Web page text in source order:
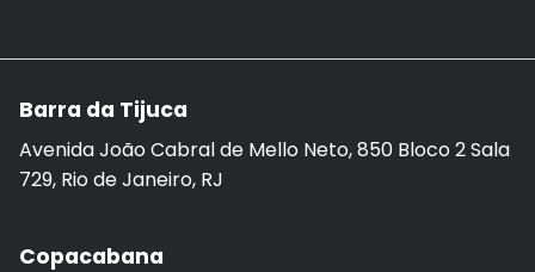
Barra da Tijuca
Avenida João Cabral de Mello Neto, 850 Bloco 2 Sala
729, Rio de Janeiro, RJ
Copacabana